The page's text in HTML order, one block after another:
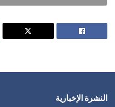
النشرة الإخبارية